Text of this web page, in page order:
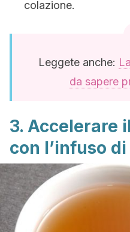
colazione.
Leggete anche:
da sapere
3. Accelerare
con l’infuso